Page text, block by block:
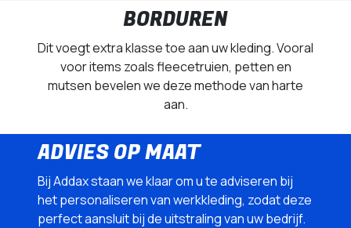
BORDUREN
Dit voegt extra klasse toe aan uw kleding. Vooral
voor items zoals fleecetruien, petten en
mutsen bevelen we deze methode van harte
aan.
ADVIES OP MAAT
Bij Addax staan we klaar om u te adviseren bij
het personaliseren van werkkleding, zodat deze
perfect aansluit bij de uitstraling van uw bedrijf.